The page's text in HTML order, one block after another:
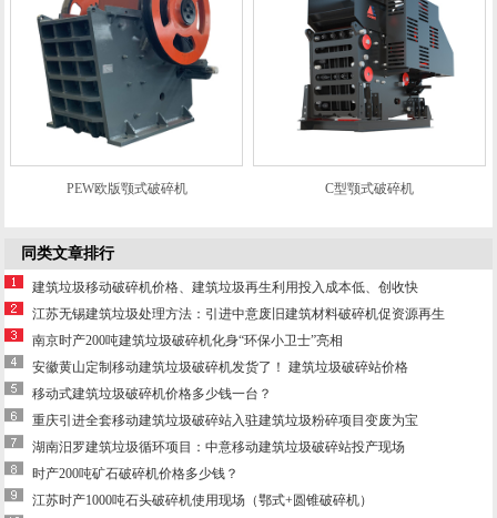
PEW欧版颚式破碎机 C型颚式破碎机
同类文章排行
建筑垃圾移动破碎机价格、建筑垃圾再生利用投入成本低、创收快
江苏无锡建筑垃圾处理方法：引进中意废旧建筑材料破碎机促资源再生
南京时产200吨建筑垃圾破碎机化身“环保小卫士”亮相
安徽黄山定制移动建筑垃圾破碎机发货了！ 建筑垃圾破碎站价格
移动式建筑垃圾破碎机价格多少钱一台？
重庆引进全套移动建筑垃圾破碎站入驻建筑垃圾粉碎项目变废为宝
湖南汨罗建筑垃圾循环项目：中意移动建筑垃圾破碎站投产现场
时产200吨矿石破碎机价格多少钱？
江苏时产1000吨石头破碎机使用现场（鄂式+圆锥破碎机）